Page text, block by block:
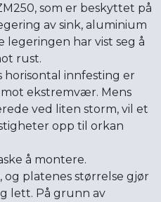
som er beskyttet på
av sink, aluminium
legeringen har vist seg å
rust.
innfesting er
ekstremvær. Mens
ved liten storm, vil et
opp til orkan
å montere.
og platenes størrelse gjør
lett. På grunn av